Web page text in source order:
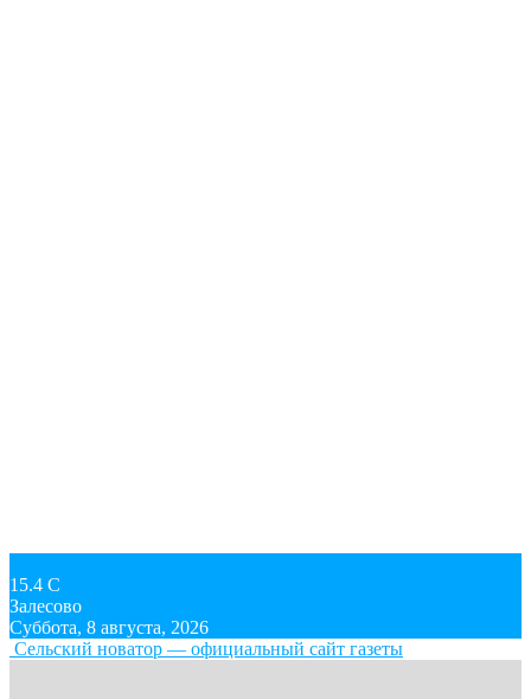
15.4 C
Залесово
Суббота, 8 августа, 2026
Сельский новатор — официальный сайт газеты